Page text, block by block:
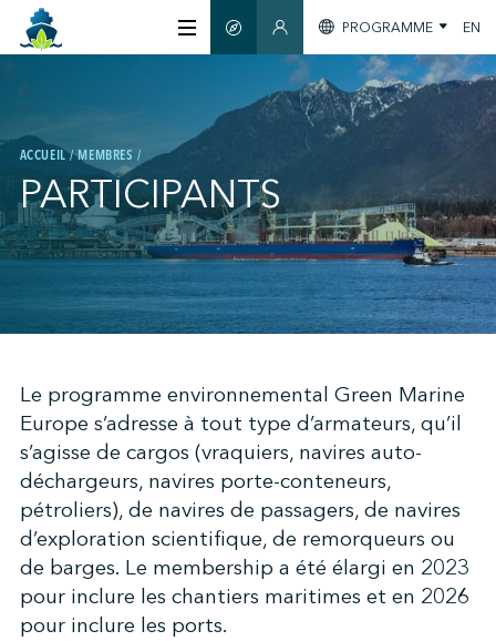
CERTIFICATION
MEMBRES
GREEN SHIPPING DAY
S'INFORMER
NOUS JOINDRE
↩︎
GUIDE INTELLIGENT
ESPACE MEMBRES
PROGRAMME EN
ACCUEIL MEMBRES
PARTICIPANTS
Le programme environnemental Green Marine
Europe s’adresse à tout type d’armateurs, qu’il
s’agisse de cargos (vraquiers, navires auto-
déchargeurs, navires porte-conteneurs,
pétroliers), de navires de passagers, de navires
d’exploration scientifique, de remorqueurs ou
de barges. Le membership a été élargi en 2023
pour inclure les chantiers maritimes et en 2026
pour inclure les ports.